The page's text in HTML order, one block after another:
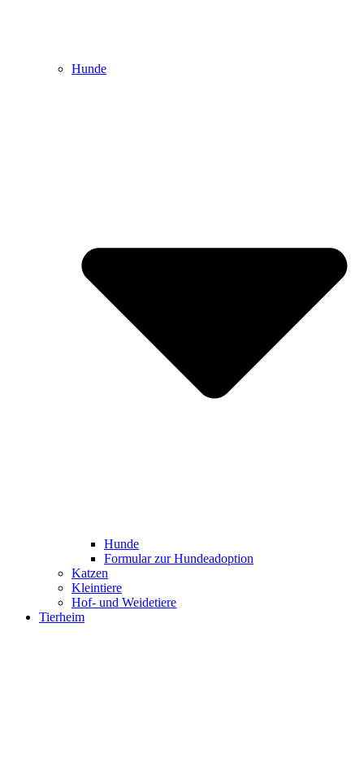
Hunde
Hunde
Formular zur Hundeadoption
Katzen
Kleintiere
Hof- und Weidetiere
Tierheim